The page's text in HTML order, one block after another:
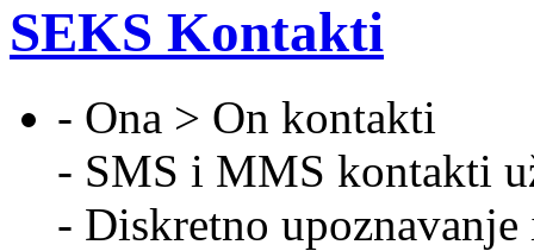
SEKS Kontakti
- Ona > On kontakti
- SMS i MMS kontakti
- Diskretno upoznavanje